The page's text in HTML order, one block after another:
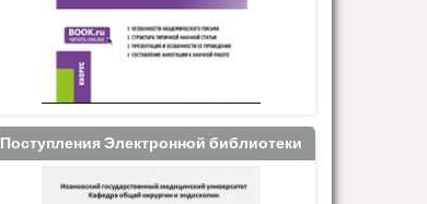
Поступления Электронной библиотеки